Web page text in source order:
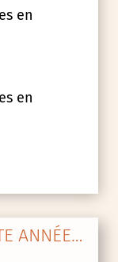
en
en
ANNÉE…